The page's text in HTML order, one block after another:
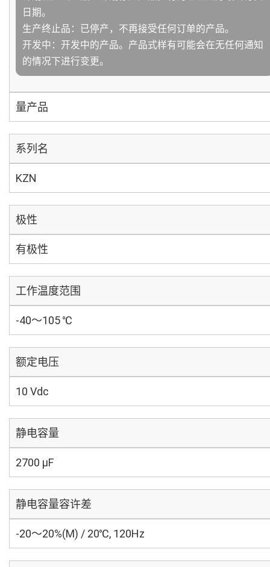
日期。
生产终止品：已停产，不再接受任何订单的产品。
开发中：开发中的产品。产品式样有可能会在无任何通知
的情况下进行变更。
量产品
系列名
KZN
极性
有极性
工作温度范围
-40～105 ℃
额定电压
10 Vdc
静电容量
2700 µF
静电容量容许差
-20～20%(M) / 20℃, 120Hz